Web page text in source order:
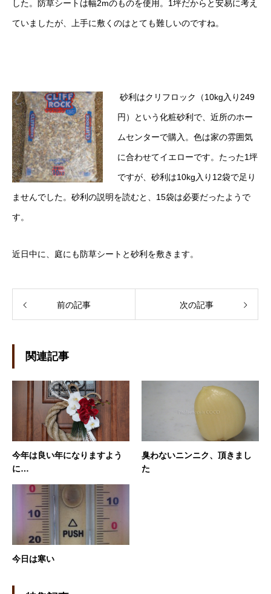
した。防草シートは幅2mのものを使用。1坪だからと安易に考え
ていましたが、上手に敷くのはとても難しいのですね。
砂利はクリフロック（10kg入り249
円）という化粧砂利で、近所のホー
ムセンターで購入。色は家の雰囲気
に合わせてイエローです。たった1坪
ですが、砂利は10kg入り12袋で足り
ませんでした。砂利の説明を読むと、15袋は必要だったようで
す。
近日中に、庭にも防草シートと砂利を敷きます。
前の記事 次の記事
関連記事
今年は良い年になりますよう
に…
臭わないニンニク、頂きまし
た
今日は寒い